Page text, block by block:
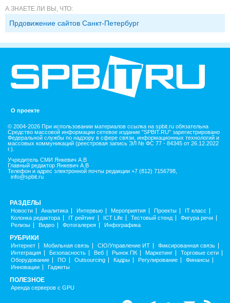
А ЗНАЕТЕ ЛИ ВЫ, ЧТО:
Прдовижение сайтов Санкт-Петербург
О проекте
© 2004-2026 При использовании материалов ссылка на spbit.ru обязательна
Средство массовой информации сетевое издание "SPBIT.RU" зарегистрировано
Федеральной службы по надзору в сфере связи, информационных технологий и
массовых коммуникаций (реестровая запись ЭЛ № ФС 77 - 84345 от 26.12.2022
г.).
Учредитель СМИ Янкевич А.В
Главный редактор Янкевич А.В
Телефон и адрес электронной почты редакции +7 (812) 7156798,
info@spbit.ru
РАЗДЕЛЫ
Новости Аналитика Интервью Мероприятия Проекты
IT класс
Колонка редактора
IT рейтинг ICT Life Тестовый стенд
Фигура речи
Релизы
Видео Фотогалерея Инфографика
РУБРИКИ
Интернет Мобильная связь CIO/Управление ИТ
Фиксированная связь
Интеграция
Безопасность Веб Рынок ПК Маркетинг
Торговые сети
Оборудование
ПО Outsourcing Кадры Регулирование
Финансы
Инновации
Гаджеты
ПОЛЕЗНОЕ
Аренда серверов с GPU